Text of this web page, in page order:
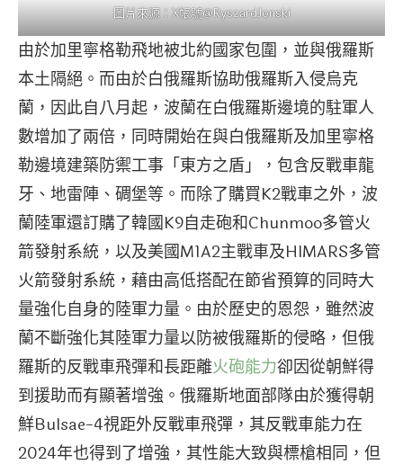
圖片來源：X帳號@RyszardJonski
由於加里寧格勒飛地被北約國家包圍，並與俄羅斯
本土隔絕。而由於白俄羅斯協助俄羅斯入侵烏克
蘭，因此自八月起，波蘭在白俄羅斯邊境的駐軍人
數增加了兩倍，同時開始在與白俄羅斯及加里寧格
勒邊境建築防禦工事「東方之盾」，包含反戰車龍
牙、地雷陣、碉堡等。而除了購買K2戰車之外，波
蘭陸軍還訂購了韓國K9自走砲和Chunmoo多管火
箭發射系統，以及美國M1A2主戰車及HIMARS多管
火箭發射系統，藉由高低搭配在節省預算的同時大
量強化自身的陸軍力量。由於歷史的恩怨，雖然波
蘭不斷強化其陸軍力量以防被俄羅斯的侵略，但俄
羅斯的反戰車飛彈和長距離火砲能力卻因從朝鮮得
到援助而有顯著增強。俄羅斯地面部隊由於獲得朝
鮮Bulsae-4視距外反戰車飛彈，其反戰車能力在
2024年也得到了增強，其性能大致與標槍相同，但